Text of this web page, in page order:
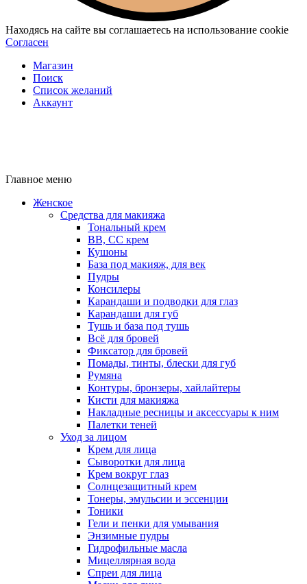
Находясь на сайте вы соглашаетесь на использование cookie
Согласен
Магазин
Поиск
Список желаний
Аккаунт
Главное меню
Женское
Средства для макияжа
Тональный крем
BB, CC крем
Кушоны
База под макияж, для век
Пудры
Консилеры
Карандаши и подводки для глаз
Карандаши для губ
Тушь и база под тушь
Всё для бровей
Фиксатор для бровей
Помады, тинты, блески для губ
Румяна
Контуры, бронзеры, хайлайтеры
Кисти для макияжа
Накладные ресницы и аксессуары к ним
Палетки теней
Уход за лицом
Крем для лица
Сыворотки для лица
Крем вокруг глаз
Солнцезащитный крем
Тонеры, эмульсии и эссенции
Тоники
Гели и пенки для умывания
Энзимные пудры
Гидрофильные масла
Мицеллярная вода
Спреи для лица